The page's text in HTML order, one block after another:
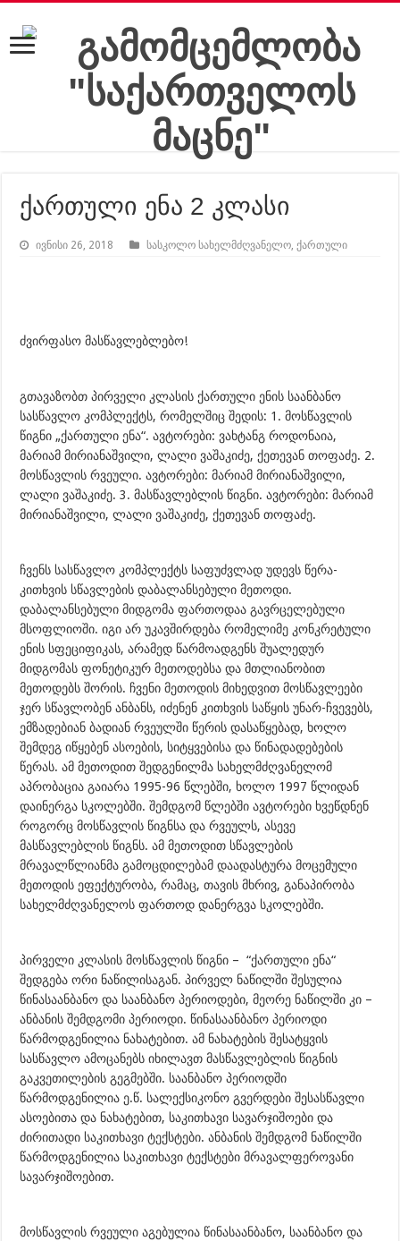
ქართული ენა 2 კლასი
ივნისი 26, 2018 სასკოლო სახელმძღვანელო,ქართული
ძვირფასო მასწავლებლებო!
გთავაზობთ პირველი კლასის ქართული ენის საანბანო
სასწავლო კომპლექტს, რომელშიც შედის: 1. მოსწავლის
წიგნი „ქართული ენა“. ავტორები: ვახტანგ როდონაია,
მარიამ მირიანაშვილი, ლალი ვაშაკიძე, ქეთევან თოფაძე. 2.
მოსწავლის რვეული. ავტორები: მარიამ მირიანაშვილი,
ლალი ვაშაკიძე. 3. მასწავლებლის წიგნი. ავტორები: მარიამ
მირიანაშვილი, ლალი ვაშაკიძე, ქეთევან თოფაძე.
ჩვენს სასწავლო კომპლექტს საფუძვლად უდევს წერა-
კითხვის სწავლების დაბალანსებული მეთოდი.
დაბალანსებული მიდგომა ფართოდაა გავრცელებული
მსოფლიოში. იგი არ უკავშირდება რომელიმე კონკრეტული
ენის სფეციფიკას, არამედ წარმოადგენს შუალედურ
მიდგომას ფონეტიკურ მეთოდებსა და მთლიანობით
მეთოდებს შორის. ჩვენი მეთოდის მიხედვით მოსწავლეები
ჯერ სწავლობენ ანბანს, იძენენ კითხვის საწყის უნარ-ჩვევებს,
ემზადებიან ბადიან რვეულში წერის დასაწყებად, ხოლო
შემდეგ იწყებენ ასოების, სიტყვებისა და წინადადებების
წერას. ამ მეთოდით შედგენილმა სახელმძღვანელომ
აპრობაცია გაიარა 1995-96 წლებში, ხოლო 1997 წლიდან
დაინერგა სკოლებში. შემდგომ წლებში ავტორები ხვეწდნენ
როგორც მოსწავლის წიგნსა და რვეულს, ასევე
მასწავლებლის წიგნს. ამ მეთოდით სწავლების
მრავალწლიანმა გამოცდილებამ დაადასტურა მოცემული
მეთოდის ეფექტურობა, რამაც, თავის მხრივ, განაპირობა
სახელმძღვანელოს ფართოდ დანერგვა სკოლებში.
პირველი კლასის მოსწავლის წიგნი – “ქართული ენა“
შედგება ორი ნაწილისაგან. პირველ ნაწილში შესულია
წინასაანბანო და საანბანო პერიოდები, მეორე ნაწილში კი –
ანბანის შემდგომი პერიოდი. წინასაანბანო პერიოდი
წარმოდგენილია ნახატებით. ამ ნახატების შესატყვის
სასწავლო ამოცანებს იხილავთ მასწავლებლის წიგნის
გაკვეთილების გეგმებში. საანბანო პერიოდში
წარმოდგენილია ე.წ. სალექსიკონო გვერდები შესასწავლი
ასოებითა და ნახატებით, საკითხავი სავარჯიშოები და
ძირითადი საკითხავი ტექსტები. ანბანის შემდგომ ნაწილში
წარმოდგენილია საკითხავი ტექსტები მრავალფეროვანი
სავარჯიშოებით.
მოსწავლის რვეული აგებულია წინასაანბანო, საანბანო და